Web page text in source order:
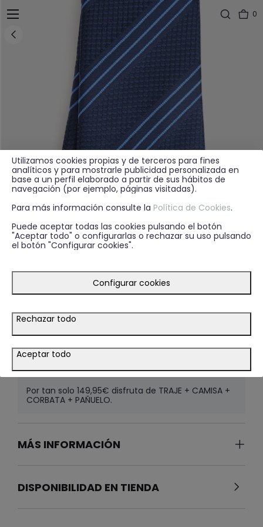
0
CORBATA JAQUARD MF
AZUL
19.95€
SELECCIONAR TALLA
Por tan solo 149,95€ disfruta de TRAJE + CAMISA +
CORBATA + PAÑUELO.
MÁS INFORMACIÓN
DISPONIBILIDAD EN TIENDA
Utilizamos cookies propias y de terceros para fines
analíticos y para mostrarle publicidad personalizada en
base a un perfil elaborado a partir de sus hábitos de
navegación (por ejemplo, páginas visitadas).
Para más información consulte la Política de Cookies.
Puede aceptar todas las cookies pulsando el botón
"Aceptar todo" o configurarlas o rechazar su uso pulsando
el botón "Configurar cookies".
Configurar cookies
Rechazar todo
Aceptar todo